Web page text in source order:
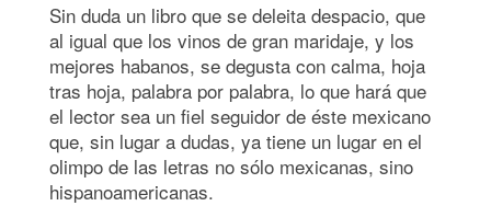
Sin duda un libro que se deleita despacio, que
al igual que los vinos de gran maridaje, y los
mejores habanos, se degusta con calma, hoja
tras hoja, palabra por palabra, lo que hará que
el lector sea un fiel seguidor de éste mexicano
que, sin lugar a dudas, ya tiene un lugar en el
olimpo de las letras no sólo mexicanas, sino
hispanoamericanas.